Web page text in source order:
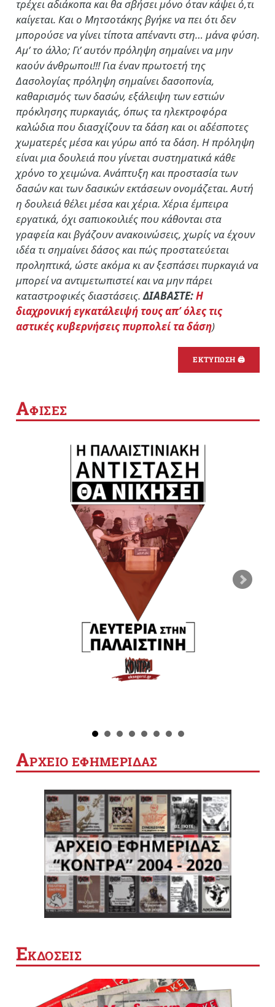
τρέχει αδιάκοπα και θα σβήσει μόνο όταν κάψει ό,τι
καίγεται. Και ο Μητσοτάκης βγήκε να πει ότι δεν
μπορούσε να γίνει τίποτα απέναντι στη… μάνα φύση.
Αμ’ το άλλο; Γι’ αυτόν πρόληψη σημαίνει να μην
καούν άνθρωποι!!! Για έναν πρωτοετή της
Δασολογίας πρόληψη σημαίνει δασοπονία,
καθαρισμός των δασών, εξάλειψη των εστιών
πρόκλησης πυρκαγιάς, όπως τα ηλεκτροφόρα
καλώδια που διασχίζουν τα δάση και οι αδέσποτες
χωματερές μέσα και γύρω από τα δάση. Η πρόληψη
είναι μια δουλειά που γίνεται συστηματικά κάθε
χρόνο το χειμώνα. Ανάπτυξη και προστασία των
δασών και των δασικών εκτάσεων ονομάζεται. Αυτή
η δουλειά θέλει μέσα και χέρια. Χέρια έμπειρα
εργατικά, όχι σαπιοκοιλιές που κάθονται στα
γραφεία και βγάζουν ανακοινώσεις, χωρίς να έχουν
ιδέα τι σημαίνει δάσος και πώς προστατεύεται
προληπτικά, ώστε ακόμα κι αν ξεσπάσει πυρκαγιά να
μπορεί να αντιμετωπιστεί και να μην πάρει
καταστροφικές διαστάσεις.ΔΙΑΒΑΣΤΕ:Η
διαχρονική εγκατάλειψή τους απ’ όλες τις
αστικές κυβερνήσεις πυρπολεί τα δάση)
ΕΚΤΥΠΩΣΗ 🖨
ΑΦΙΣΕΣ
ΑΡΧΕΙΟ ΕΦΗΜΕΡΙΔΑΣ
ΕΚΔΟΣΕΙΣ